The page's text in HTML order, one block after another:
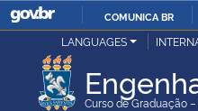
COMUNICA BR
Ministério da Justiça e Segurança
LANGUAGES
Curso de Graduação